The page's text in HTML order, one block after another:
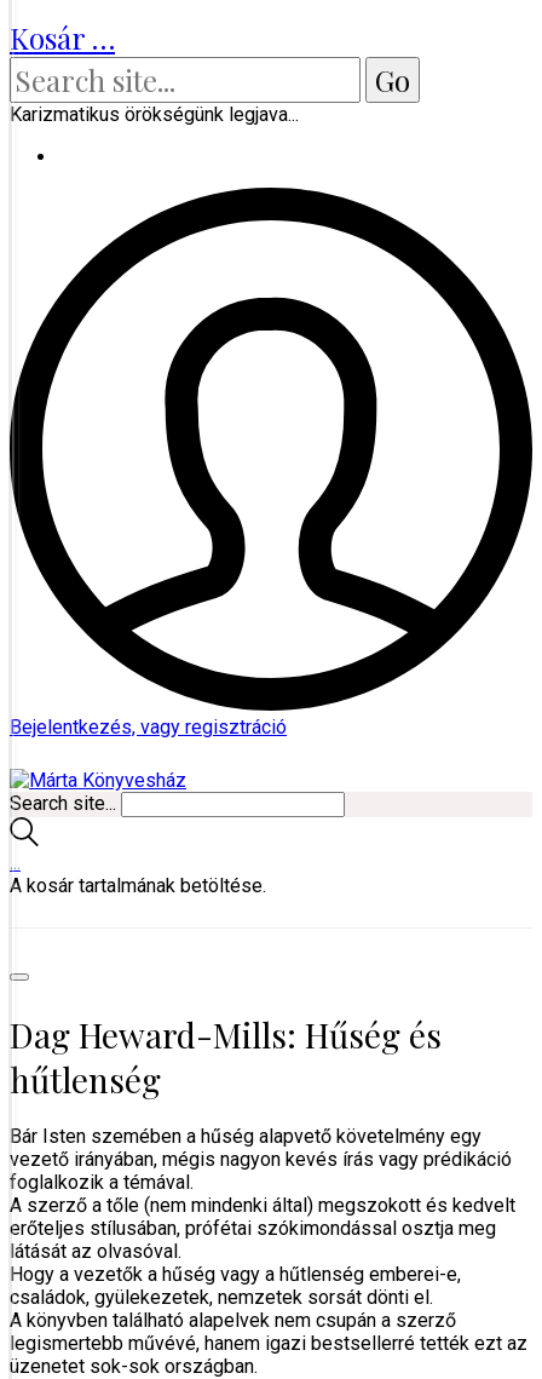
Kosár …
Karizmatikus örökségünk legjava...
Bejelentkezés, vagy regisztráció
Search site...
…
A kosár tartalmának betöltése.
Dag Heward-Mills: Hűség és
hűtlenség
Bár Isten szemében a hűség alapvető követelmény egy
vezető irányában, mégis nagyon kevés írás vagy prédikáció
foglalkozik a témával.
A szerző a tőle (nem mindenki által) megszokott és kedvelt
erőteljes stílusában, prófétai szókimondással osztja meg
látását az olvasóval.
Hogy a vezetők a hűség vagy a hűtlenség emberei-e,
családok, gyülekezetek, nemzetek sorsát dönti el.
A könyvben található alapelvek nem csupán a szerző
legismertebb művévé, hanem igazi bestsellerré tették ezt az
üzenetet sok-sok országban.